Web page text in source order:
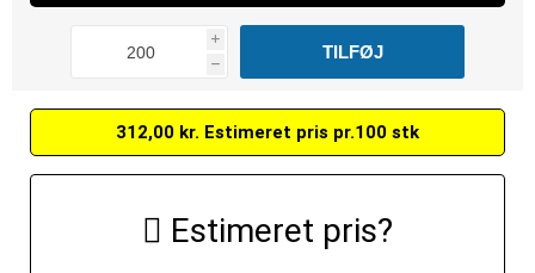
i
h
312,00 kr. Estimeret pris pr.100 stk
Estimeret pris?